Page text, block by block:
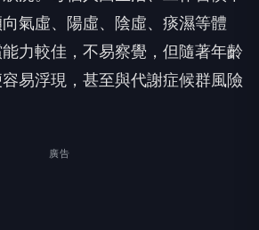
氣虛、陽虛、陰虛、痰濕等體
力較佳，不易察覺，但隨著年齡
易浮現，甚至與代謝症候群風險
廣告